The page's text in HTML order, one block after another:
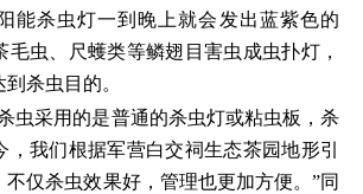
能杀虫灯一到晚上就会发出蓝紫色的
毛虫、尺蠖类等鳞翅目害虫成虫扑灯，
杀虫目的。
虫采用的是普通的杀虫灯或粘虫板，杀
，我们根据军营白交祠生态茶园地形引
仅杀虫效果好，管理也更加方便。”同